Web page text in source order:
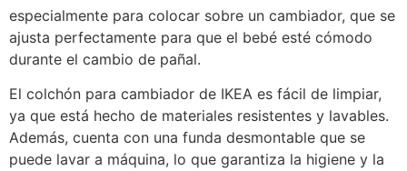
especialmente para colocar sobre un cambiador, que se
ajusta perfectamente para que el bebé esté cómodo
durante el cambio de pañal.
El colchón para cambiador de IKEA es fácil de limpiar,
ya que está hecho de materiales resistentes y lavables.
Además, cuenta con una funda desmontable que se
puede lavar a máquina, lo que garantiza la higiene y la